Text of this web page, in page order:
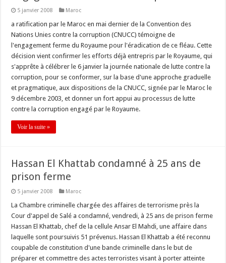
5 janvier 2008 Maroc
a ratification par le Maroc en mai dernier de la Convention des
Nations Unies contre la corruption (CNUCC) témoigne de
l'engagement ferme du Royaume pour l'éradication de ce fléau. Cette
décision vient confirmer les efforts déjà entrepris par le Royaume, qui
s'apprête à célébrer le 6 janvier la journée nationale de lutte contre la
corruption, pour se conformer, sur la base d'une approche graduelle
et pragmatique, aux dispositions de la CNUCC, signée par le Maroc le
9 décembre 2003, et donner un fort appui au processus de lutte
contre la corruption engagé par le Royaume.
Voir la suite »
Hassan El Khattab condamné à 25 ans de
prison ferme
5 janvier 2008 Maroc
La Chambre criminelle chargée des affaires de terrorisme près la
Cour d'appel de Salé a condamné, vendredi, à 25 ans de prison ferme
Hassan El Khattab, chef de la cellule Ansar El Mahdi, une affaire dans
laquelle sont poursuivis 51 prévenus. Hassan El Khattab a été reconnu
coupable de constitution d'une bande criminelle dans le but de
préparer et commettre des actes terroristes visant à porter atteinte